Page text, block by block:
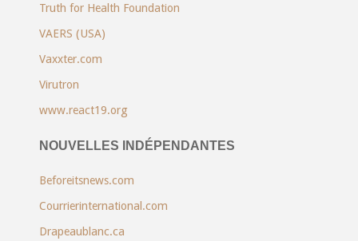
Truth for Health Foundation
VAERS (USA)
Vaxxter.com
Virutron
www.react19.org
NOUVELLES INDÉPENDANTES
Beforeitsnews.com
Courrierinternational.com
Drapeaublanc.ca